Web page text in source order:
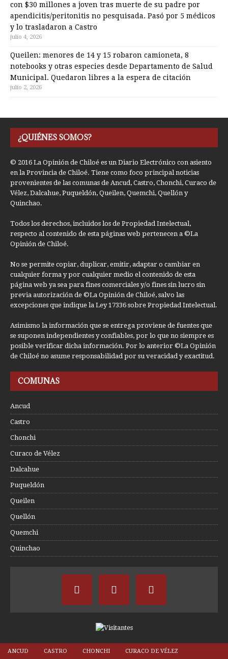
con $30 millones a joven tras muerte de su padre por
apendicitis/peritonitis no pesquisada. Pasó por 5 médicos
y lo trasladaron a Castro
julio 4, 2026
Queilen: menores de 14 y 15 robaron camioneta, 8
notebooks y otras especies desde Departamento de Salud
Municipal. Quedaron libres a la espera de citación
julio 2, 2026
¿QUIÉNES SOMOS?
© 2016 La Opinión de Chiloé es un Diario Electrónico con asiento
en la Provincia de Chiloé. Tiene como foco principal noticias
provenientes de las comunas de Ancud, Castro, Chonchi, Curaco de
Vélez, Dalcahue, Puqueldón, Queilen, Quemchi, Quellón y
Quinchao.
Todos los derechos, incluidos los de Propiedad Intelectual,
respecto al contenido de esta páginas web pertenecen a ©La
Opinión de Chiloé.
No se permite copiar, duplicar, emitir, adaptar o cambiar en
cualquier forma y por cualquier medio el contenido de esta
página web ya sea para fines comerciales y/o fines sin lucro sin
previa autorización de ©La Opinión de Chiloé, salvo las
excepciones que indique la Ley 17336 sobre Propiedad Intelectual.
Asimismo la información que se entrega proviene de fuentes que
se suponen independientes y confiables, por lo que no siempre es
posible verificar dicha información. Por lo anterior ©La Opinión
de Chiloé no asume responsabilidad por su veracidad y exactitud.
COMUNAS
Ancud
Castro
Chonchi
Curaco de Vélez
Dalcahue
Puqueldón
Queilen
Quellón
Quemchi
Quinchao
ANCUD CASTRO CHONCHI CURACO DE VÉLEZ